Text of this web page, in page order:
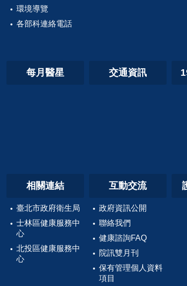
環境導覽
各部科連絡電話
每月醫星 交通資訊
相關連結
臺北市政府衛生局
士林區健康服務中
心
北投區健康服務中
心
互動交流
政府資訊公開
聯絡我們
健康諮詢FAQ
院訊雙月刊
保有管理個人資料
項目